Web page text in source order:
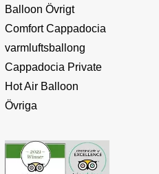
Balloon Övrigt
Comfort Cappadocia
varmluftsballong
Cappadocia Private
Hot Air Balloon
Övriga